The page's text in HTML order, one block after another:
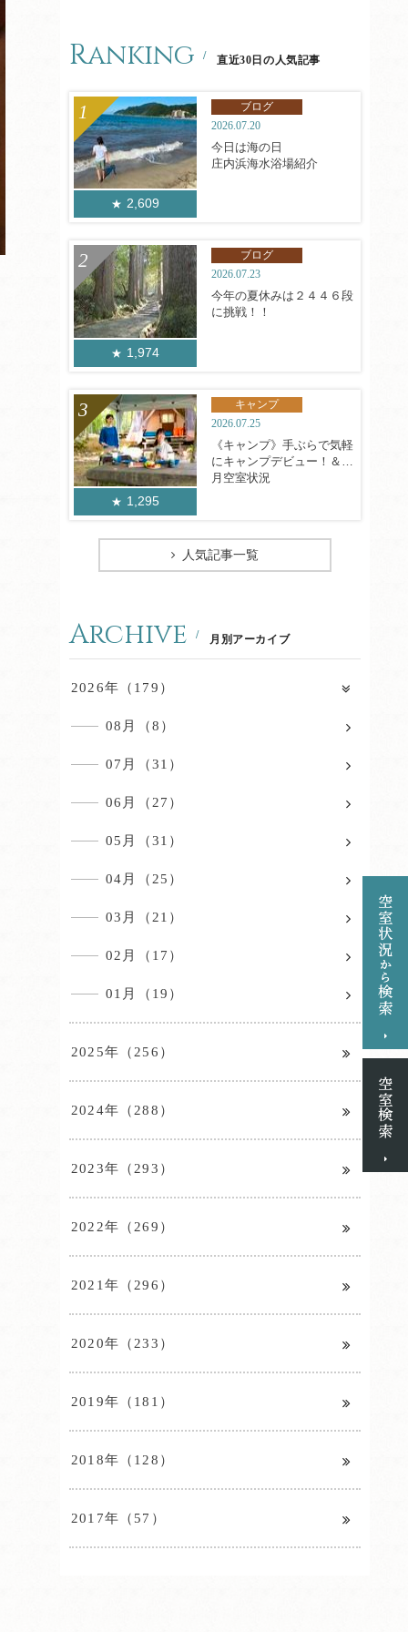
Ranking 直近30日の人気記事
2,609
ブログ
2026.07.20
今日は海の日
庄内浜海水浴場紹介
1,974
ブログ
2026.07.23
今年の夏休みは２４４６段
に挑戦！！
1,295
キャンプ
2026.07.25
《キャンプ》手ぶらで気軽
にキャンプデビュー！＆8
月空室状況
人気記事一覧
Archive 月別アーカイブ
2026年（179）
08月（8）
07月（31）
06月（27）
05月（31）
04月（25）
03月（21）
02月（17）
01月（19）
2025年（256）
2024年（288）
2023年（293）
2022年（269）
2021年（296）
2020年（233）
2019年（181）
2018年（128）
2017年（57）